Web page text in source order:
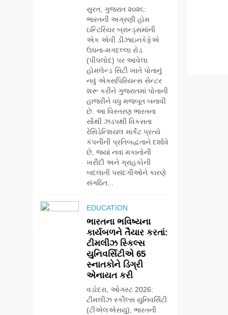
સુરત, ગુજરાત ૨૦૨૬:
ભારતની અગ્રણી હોમ
ઇન્ટિરિયર બ્રાન્ડ્સમાંની
એક એવી ડીઝાઇનકેફેએ
ઉધના-મગદલ્લા રોડ
(પીપલોદ) પર આવેલા
હોમલેન્ડ સિટી ખાતે પોતાનું
નવું એક્સપિરિયન્સ સેન્ટર
શરૂ કરીને ગુજરાતમાં પોતાની
હાજરીને વધુ મજબૂત બનાવી
છે. આ વિસ્તરણ ભારતના
સૌથી ઝડપથી વિકસતા
રેસિડેન્શિયલ માર્કેટ પ્રત્યે
કંપનીની પ્રતિબદ્ધતાને દર્શાવે
છે, જ્યાં નવા મકાનોની
ખરીદી અને ગ્રાહકોની
બદલાતી પસંદગીઓને કારણે
સંગઠિત...
EDUCATION
ભારતના ભવિષ્યના
કાર્યબળને તૈયાર કરતાં:
ટીમલીઝ સ્કિલ્સ
યુનિવર્સિટીએ 65
સ્નાતકોને ડિગ્રી
એનાયત કરી
વડોદરા, ઓગસ્ટ 2026:
ટીમલીઝ સ્કીલ્સ યુનિવર્સિટી
(ટીએલએસયુ), ભારતની